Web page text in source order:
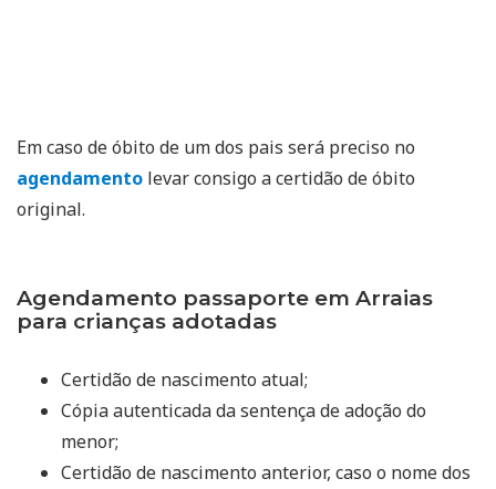
Em caso de óbito de um dos pais será preciso no
agendamento levar consigo a certidão de óbito
original.
Agendamento passaporte em Arraias
para crianças adotadas
Certidão de nascimento atual;
Cópia autenticada da sentença de adoção do
menor;
Certidão de nascimento anterior, caso o nome dos